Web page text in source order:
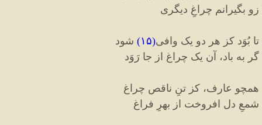
زو بگیرانم چراغِ دیگری
تا بُوَد کز هر دو یک وافی(۱۵) شود
گر به باد، آن یک چراغ از جا رَوَد
همچو عارف، کز تنِ ناقص چراغ
شمعِ دل افروخت از بهرِ فراغ